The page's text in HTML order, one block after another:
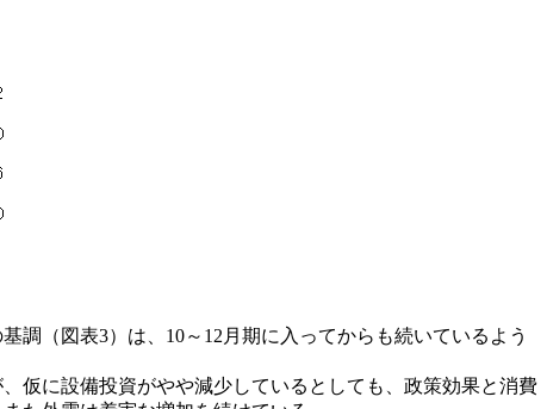
（図表3）は、10～12月期に入ってからも続いているよう
仮に設備投資がやや減少しているとしても、政策効果と消費